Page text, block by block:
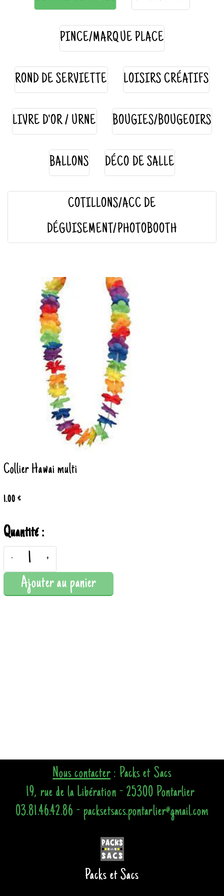
PINCE/MARQUE PLACE
ROND DE SERVIETTE LOISIRS CRÉATIFS
LIVRE D'OR / URNE BOUGIES/BOUGEOIRS
BALLONS DÉCO DE SALLE
COTILLONS/ACC DE
DÉGUISEMENT/PHOTOBOOTH
Collier Hawai multi
1.00 €
Quantité :
- +
Ajouter au panier
Nous contacter: Packs et Sacs
19, rue de la Libération - 25300 Pontarlier
03.81.46.42.86 - packsetsacs.pontarlier@gmail.com
Packs et Sacs